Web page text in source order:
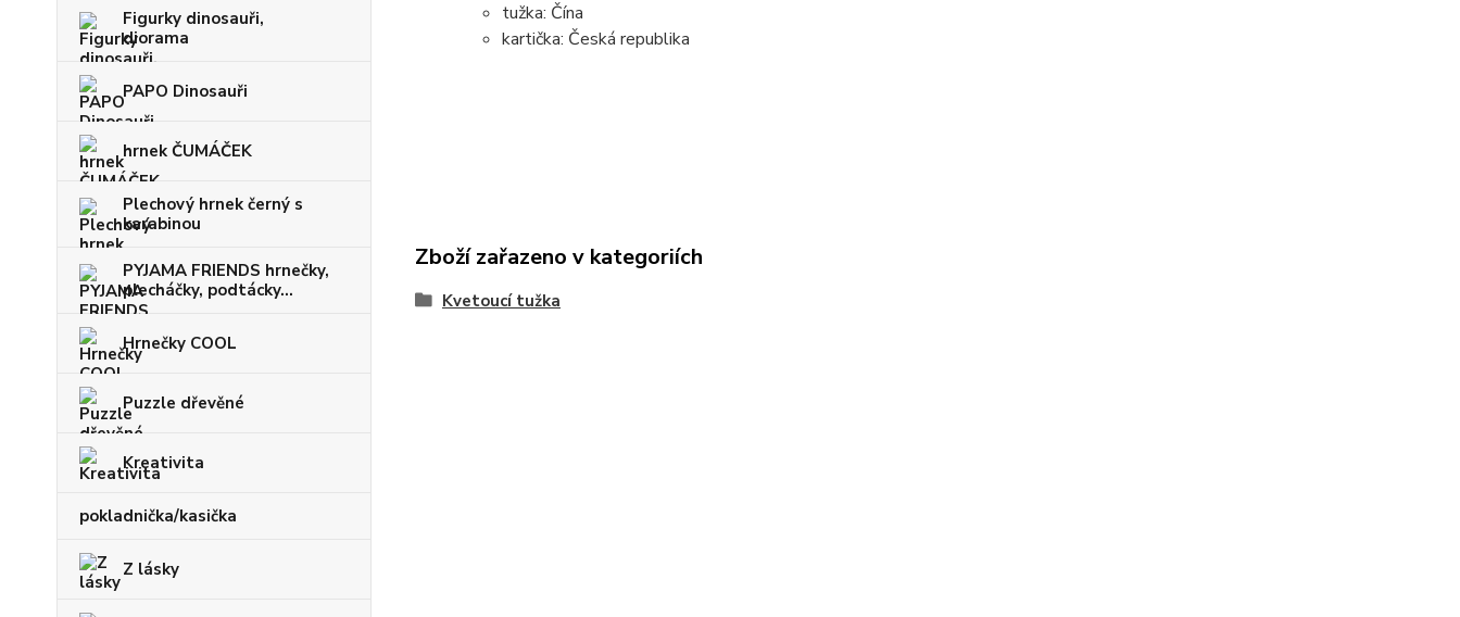
Figurky dinosauři,
diorama
PAPO Dinosauři
hrnek ČUMÁČEK
Plechový hrnek černý s
karabinou
PYJAMA FRIENDS hrnečky,
plecháčky, podtácky...
Hrnečky COOL
Puzzle dřevěné
Kreativita
pokladnička/kasička
Z lásky
tužka: Čína
kartička: Česká republika
Zboží zařazeno v kategoriích
Kvetoucí tužka